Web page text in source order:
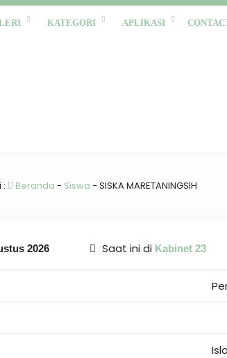
KATEGORI APLIKASI
: Beranda - Siswa - SISKA MARETANINGSIH
2026 Saat ini di Kabinet 23